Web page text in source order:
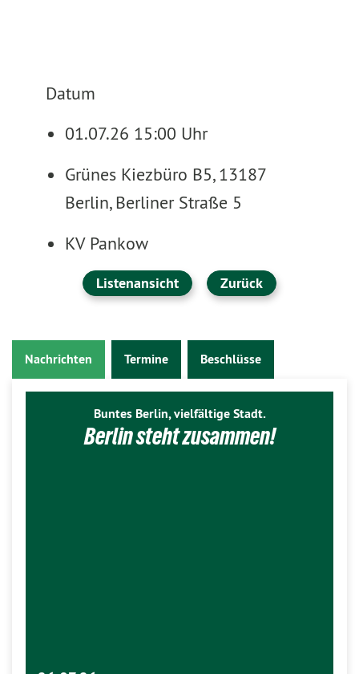
Datum
01.07.26 15:00 Uhr
Grünes Kiezbüro B5, 13187
Berlin, Berliner Straße 5
KV Pankow
Listenansicht Zurück
Nachrichten Termine Beschlüsse
Buntes Berlin, vielfältige Stadt.
Berlin steht zusammen!